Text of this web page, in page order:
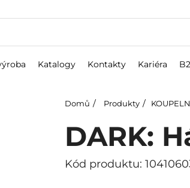
Katalogy Kontakty Kariéra
Domů Produkty
DARK:
Kód produktu: